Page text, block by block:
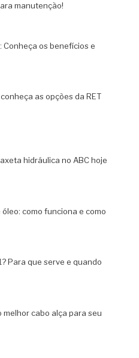
manutenção!
Conheça os benefícios e
as opções da RET
hidráulica no ABC hoje
como funciona e como
Para que serve e quando
melhor cabo alça para seu